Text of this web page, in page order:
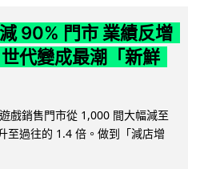
90% 門市 業績反增
代變成最潮「新鮮
戲銷售門市從 1,000 間大幅減至
至過往的 1.4 倍。做到「減店增